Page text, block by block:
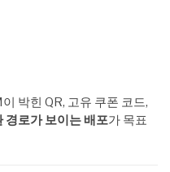
박힌 QR, 고유 쿠폰 코드,
경로가 보이는 배포가 목표